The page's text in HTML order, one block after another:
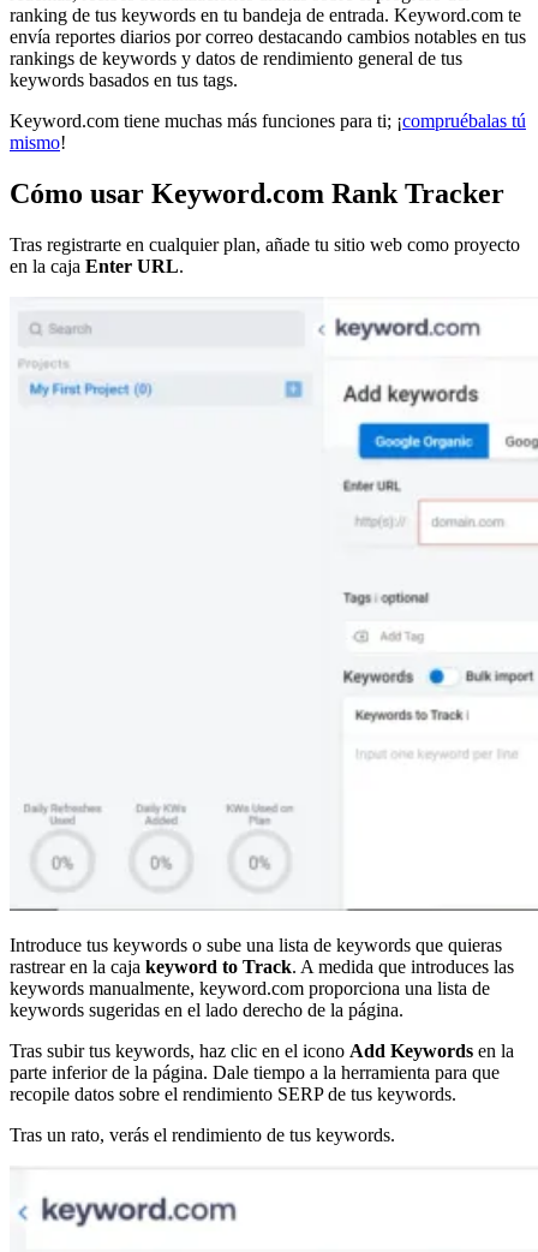
ranking de tus keywords en tu bandeja de entrada. Keyword.com te
envía reportes diarios por correo destacando cambios notables en tus
rankings de keywords y datos de rendimiento general de tus
keywords basados en tus tags.
Keyword.com tiene muchas más funciones para ti; ¡compruébalas tú
mismo!
Cómo usar Keyword.com Rank Tracker
Tras registrarte en cualquier plan, añade tu sitio web como proyecto
en la caja Enter URL.
Introduce tus keywords o sube una lista de keywords que quieras
rastrear en la caja keyword to Track. A medida que introduces las
keywords manualmente, keyword.com proporciona una lista de
keywords sugeridas en el lado derecho de la página.
Tras subir tus keywords, haz clic en el icono Add Keywords en la
parte inferior de la página. Dale tiempo a la herramienta para que
recopile datos sobre el rendimiento SERP de tus keywords.
Tras un rato, verás el rendimiento de tus keywords.